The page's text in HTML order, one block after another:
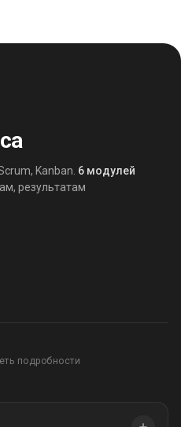
Kanban. 6 модулей
результатам
подробности